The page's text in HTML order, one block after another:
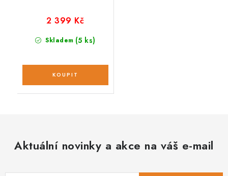
Skladem (5 ks)
2 399 Kč
Aktuální novinky a akce na váš e-mail